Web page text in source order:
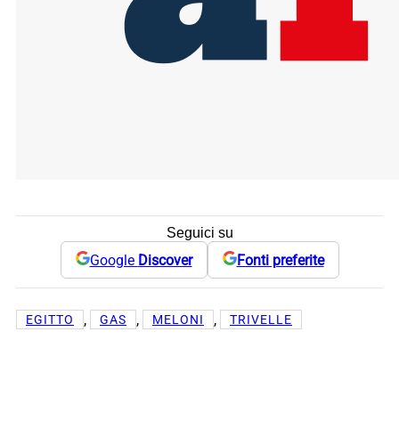
Seguici su
Google Discover Fonti preferite
EGITTO , GAS , MELONI , TRIVELLE